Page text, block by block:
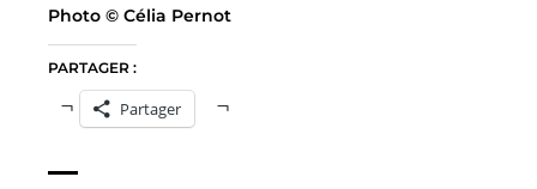
Photo © Célia Pernot
PARTAGER :
Partager